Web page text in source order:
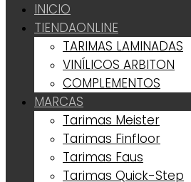
INICIO
TIENDAONLINE
TARIMAS LAMINADAS
VINÍLICOS ARBITON
COMPLEMENTOS
MARCAS
Tarimas Meister
Tarimas Finfloor
Tarimas Faus
Tarimas Quick-Step